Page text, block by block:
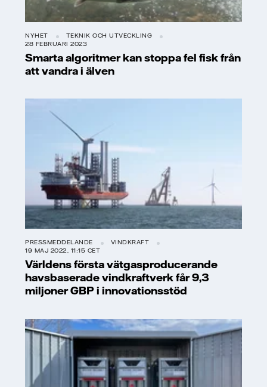
NYHET
TEKNIK OCH UTVECKLING
28 FEBRUARI 2023
Smarta algoritmer kan stoppa fel fisk från
att vandra i älven
PRESSMEDDELANDE
VINDKRAFT
19 MAJ 2022, 11:15 CET
Världens första vätgasproducerande
havsbaserade vindkraftverk får 9,3
miljoner GBP i innovationsstöd